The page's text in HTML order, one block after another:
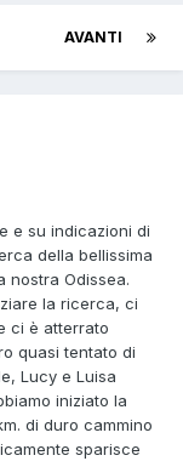
AVANTI
e su indicazioni di
della bellissima
nostra Odissea.
la ricerca, ci
ci è atterrato
quasi tentato di
Lucy e Luisa
iniziato la
di duro cammino
sparisce